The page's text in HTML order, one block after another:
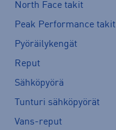
North Face takit
Peak Performance takit
Pyöräilykengät
Reput
Sähköpyörä
Tunturi sähköpyörät
Vans-reput